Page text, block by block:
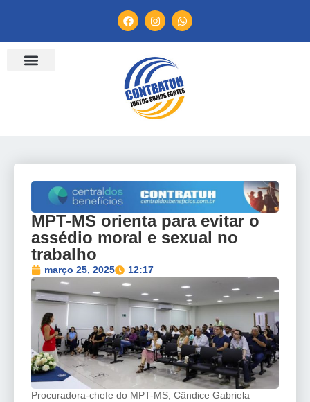
MPT-MS orienta para evitar o
assédio moral e sexual no
trabalho
março 25, 2025 12:17
Procuradora-chefe do MPT-MS, Cândice Gabriela